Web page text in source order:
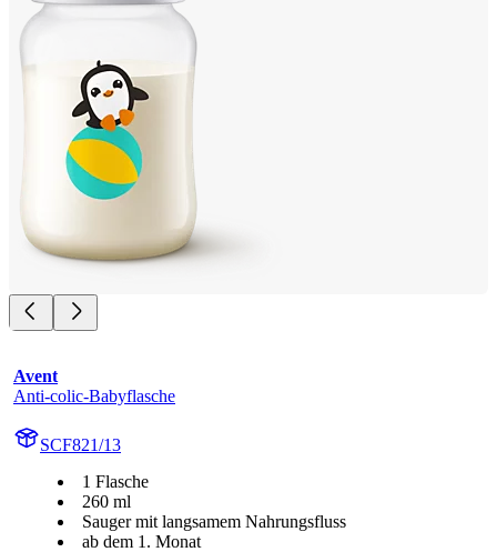
Avent
Anti-colic-Babyflasche
SCF821/13
1 Flasche
260 ml
Sauger mit langsamem Nahrungsfluss
ab dem 1. Monat